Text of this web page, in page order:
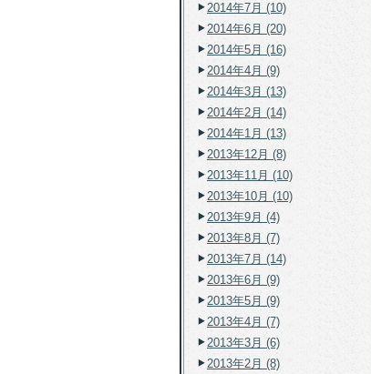
2014年7月 (10)
2014年6月 (20)
2014年5月 (16)
2014年4月 (9)
2014年3月 (13)
2014年2月 (14)
2014年1月 (13)
2013年12月 (8)
2013年11月 (10)
2013年10月 (10)
2013年9月 (4)
2013年8月 (7)
2013年7月 (14)
2013年6月 (9)
2013年5月 (9)
2013年4月 (7)
2013年3月 (6)
2013年2月 (8)